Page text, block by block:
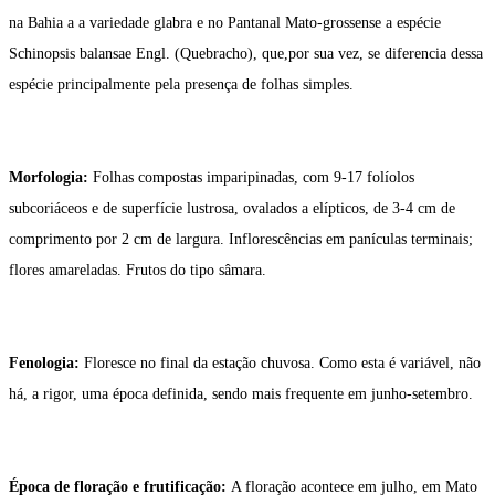
na Bahia a a variedade glabra e no Pantanal Mato-grossense a espécie
Schinopsis balansae Engl. (Quebracho), que,por sua vez, se diferencia dessa
espécie principalmente pela presença de folhas simples.
Morfologia: Folhas compostas imparipinadas, com 9-17 folíolos
subcoriáceos e de superfície lustrosa, ovalados a elípticos, de 3-4 cm de
comprimento por 2 cm de largura. Inflorescências em panículas terminais;
flores amareladas. Frutos do tipo sâmara.
Fenologia: Floresce no final da estação chuvosa. Como esta é variável, não
há, a rigor, uma época definida, sendo mais frequente em junho-setembro.
Época de floração e frutificação: A floração acontece em julho, em Mato